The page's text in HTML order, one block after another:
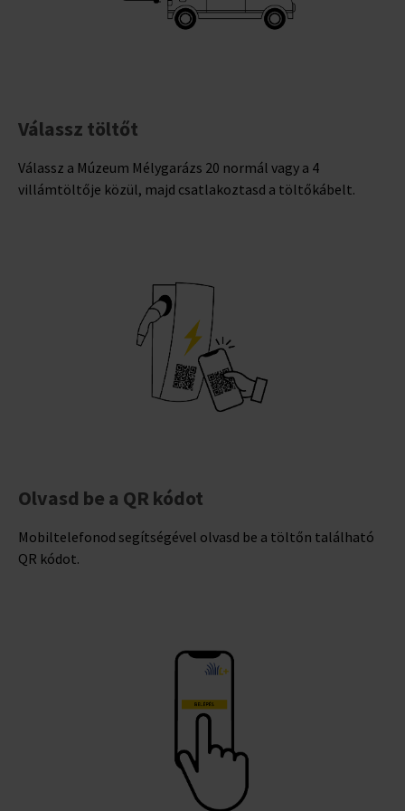
Válassz töltőt
Válassz a Múzeum Mélygarázs 20 normál vagy a 4
villámtöltője közül, majd csatlakoztasd a töltőkábelt.
Olvasd be a QR kódot
Mobiltelefonod segítségével olvasd be a töltőn található
QR kódot.